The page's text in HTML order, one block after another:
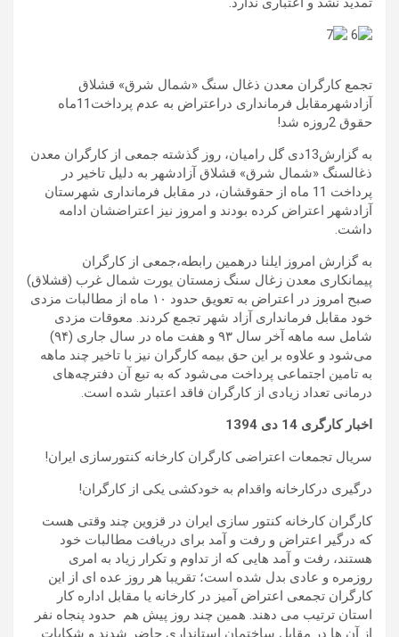
تجمع کارگران معدن ذغال سنگ «شمال شرق» قشلاق
آزادشهرمقابل فرمانداری دراعتراض به عدم پرداخت11ماه
حقوق 2روزه شد!
به گزارش13دی گل رامیان، روز گذشته جمعی از کارگران معدن
ذغالسنگ «شمال شرق» قشلاق آزادشهر به دلیل تاخیر در
پرداخت 11 ماه از حقوقشان، در مقابل فرمانداری شهرستان
آزادشهر اعتراض کرده بودند و امروز نیز اعتراضشان ادامه
داشت.
به گزارش امروز ایلنا درهمین رابطه،جمعی از کارگران
پیمانکاری معدن زغال سنگ زمستان یورت شمال غرب (قشلاق)
صبح امروز در اعتراض به تعویق حدود ۱۰ ماه از مطالبات مزدی
خود مقابل فرمانداری آزاد شهر تجمع کردند. معوقات مزدی
شامل سه ماهه آخر سال ۹۳ و هفت ماه در سال جاری (۹۴)
می‌شود و علاوه بر این حق بیمه کارگران نیز با تاخیر چند ماهه
به تامین اجتماعی پرداخت می‌شود که به تبع آن دفترچه‌های
درمانی تعداد زیادی از کارگران فاقد اعتبار شده است.
اخبار کارگری 14 دی 1394
سریال تجمعات اعتراضی کارگران کارخانه کنتورسازی ایران!
درگیری درکارخانه واقدام به خودکشی یکی از کارگران!
کارگران کارخانه کنتور سازی ایران در قزوین چند وقتی هست
که درگیر اعتراض و رفت و آمد برای دریافت مطالبات خود
هستند، رفت و آمد هایی که از تداوم و تکرار زیاد به امری
روزمره و عادی بدل شده است؛ تقریبا هر روز عده ای از این
کارگران تجمعی اعتراض آمیز در کارخانه یا مقابل اداره کار
استان ترتیب می دهند. همین چند روز پیش هم حدود پنجاه نفر
از آن ها در مقابل ساختمان استانداری حاضر شدند و شکایات